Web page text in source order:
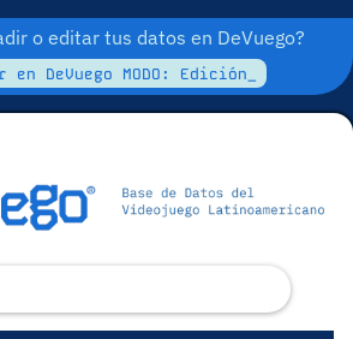
o editar tus datos en DeVuego?
en DeVuego MODO: Edición_